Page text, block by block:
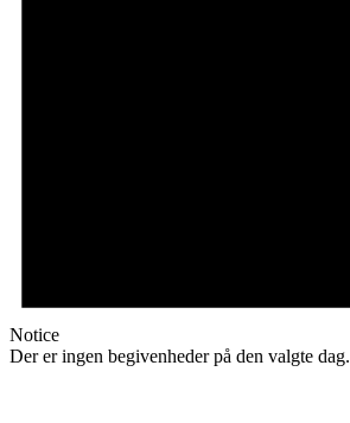
Notice
Der er ingen begivenheder på den valgte dag.